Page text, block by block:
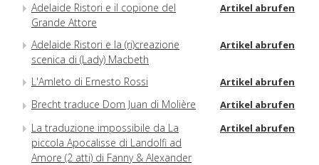
Adelaide Ristori e il copione del
Grande Attore
Artikel abrufen
Adelaide Ristori e la (ri)creazione
scenica di (Lady) Macbeth
Artikel abrufen
L'Amleto di Ernesto Rossi Artikel abrufen
Brecht traduce Dom Juan di Molière Artikel abrufen
La traduzione impossibile da La
piccola Apocalisse di Landolfi ad
Amore (2 atti) di Fanny & Alexander
Artikel abrufen